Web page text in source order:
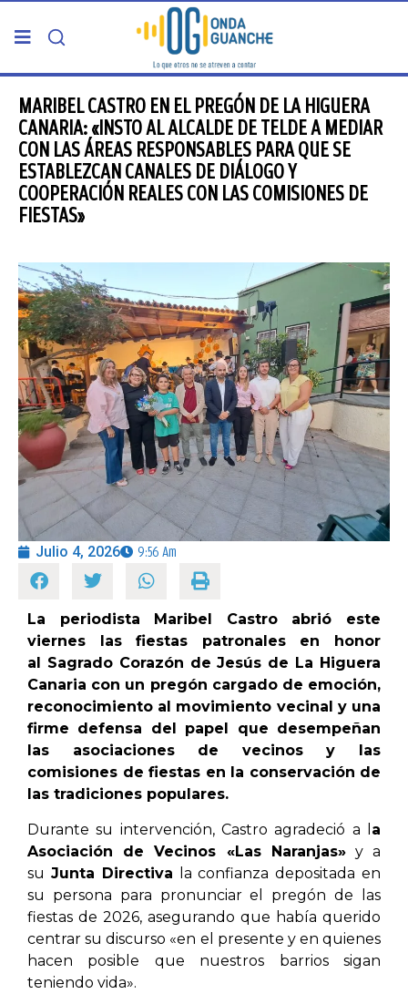
PORTADA
TELDE
GRAN CANARIA
5ª COLUMNA
CARTAS DEL DIRECTOR
ENTREVISTAS
OPINIÓN
PROGRAMAS
MARIBEL CASTRO EN EL PREGÓN DE LA HIGUERA
CANARIA: «INSTO AL ALCALDE DE TELDE A MEDIAR
CON LAS ÁREAS RESPONSABLES PARA QUE SE
ESTABLEZCAN CANALES DE DIÁLOGO Y
COOPERACIÓN REALES CON LAS COMISIONES DE
FIESTAS»
Julio 4, 2026 9:56 Am
La periodista Maribel Castro abrió este
viernes las fiestas patronales en honor
al Sagrado Corazón de Jesús de La Higuera
Canaria con un pregón cargado de emoción,
reconocimiento al movimiento vecinal y una
firme defensa del papel que desempeñan
las asociaciones de vecinos y las
comisiones de fiestas en la conservación de
las tradiciones populares.
Durante su intervención, Castro agradeció a l a
Asociación de Vecinos «Las Naranjas»y a
su Junta Directiva la confianza depositada en
su persona para pronunciar el pregón de las
fiestas de 2026, asegurando que había querido
centrar su discurso «en el presente y en quienes
hacen posible que nuestros barrios sigan
teniendo vida».